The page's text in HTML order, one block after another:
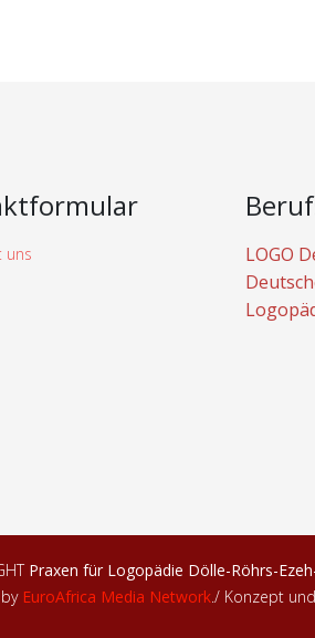
LOGO
Praxen für Logopädie Dölle-Röhrs-
EuroAfrica Media Network./ Konzept